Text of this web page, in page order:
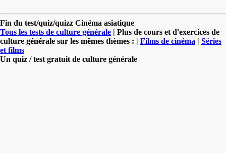
Fin du test/quiz/quizz Cinéma asiatique
Tous les tests de culture générale | Plus de cours et d'exercices de
culture générale sur les mêmes thèmes : | Films de cinéma | Séries
et films
Un quiz / test gratuit de culture générale